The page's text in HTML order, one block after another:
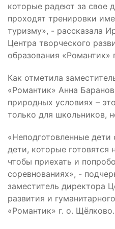
которые радеют за свое
проходят тренировки
туризму», - рассказала
Центра творческого
образования «Романтик»
Как отметила
«Романтик» Анна
природных условиях –
только для школьников,
«Неподготовленные дети
дети, которые готовятся
чтобы приехать и
соревнованиях», -
заместитель директора
развития и
«Романтик» г. о. Щёлково.